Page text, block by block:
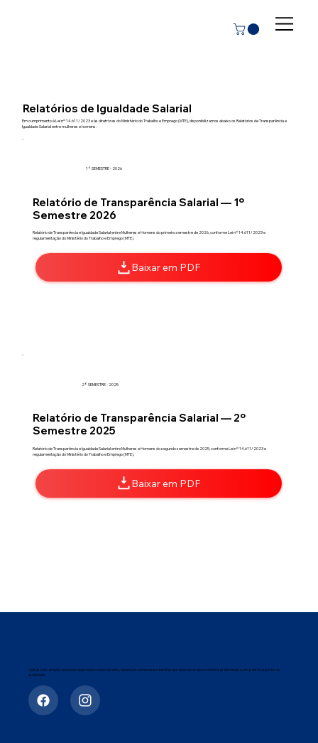
Relatórios de Igualdade Salarial
Em cumprimento à Lei nº 14.611/2023 e às diretrizes do Ministério do Trabalho e Emprego (MTE), disponibilizamos abaixo os Relatórios de Transparência e
Igualdade Salarial entre mulheres e homens.
1° SEMESTRE - 2026
Relatório de Transparência Salarial — 1º
Semestre 2026
Relatório de Transparência e Igualdade Salarial entre Mulheres e Homens do primeiro semestre de 2026, conforme Lei nº 14.611/2023 e
regulamentação do Ministério do Trabalho e Emprego (MTE).
Baixar em PDF
2° SEMESTRE - 2025
Relatório de Transparência Salarial — 2º
Semestre 2025
Relatório de Transparência e Igualdade Salarial entre Mulheres e Homens do segundo semestre de 2025, conforme Lei nº 14.611/2023 e
regulamentação do Ministério do Trabalho e Emprego (MTE).
Baixar em PDF
Cestas com ampla variedade de produtos selecionados, ideais para empresas e famílias que buscam mais economia, praticidade e um padrão superior de
qualidade.